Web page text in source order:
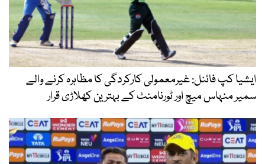
ایشیا کپ فائنل: غیرمعمولی کارکردگی کا مظاہرہ کرنے والے
سمیر منہاس میچ اور ٹورنامنٹ کے بہترین کھلاڑی قرار